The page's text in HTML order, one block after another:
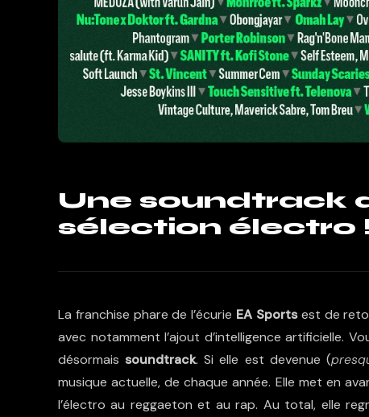
Une soundtrack
sélection électro
La franchise phare de l’écurie EA Sportsest de
avec notamment l’ajout d’intelligence artificielle.
désormaissoundtrack. Si elle est devenue (
musique actuelle, de chaque année. Elle met en
l’électro au reggaeton et au rap. Au total, elle